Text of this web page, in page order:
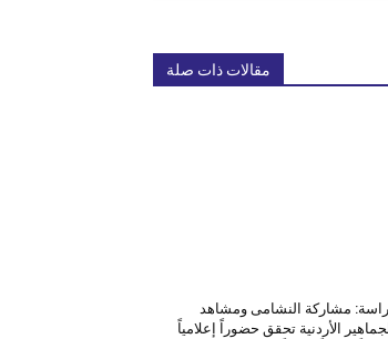
مقالات ذات صلة
مشاركة النشامى ومشاهد
الأردنية تحقق حضوراً إعلامياً